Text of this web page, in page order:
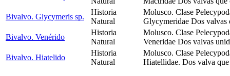
Bivalvo. Glycymeris sp.
Historia
Natural
Molusco. Clase
Glycymeridae Dos valvas
Bivalvo. Venérido
Historia
Natural
Molusco. Clase
Veneridae Dos valvas
Bivalvo. Hiatelido
Historia
Natural
Molusco. Clase
Hiatellidae. Dos valva